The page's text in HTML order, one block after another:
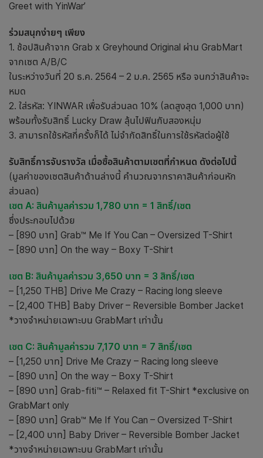
Greet with YinWar’
ร่วมสนุกง่ายๆ เพียง
1. ช้อปสินค้าจาก Grab x Greyhound Original ผ่าน GrabMart
จากเซต A/B/C
ในระหว่างวันที่ 20 ธ.ค. 2564 – 2 ม.ค. 2565 หรือ จนกว่าสินค้าจะ
หมด
2. ใส่รหัส: YINWAR เพื่อรับส่วนลด 10% (ลดสูงสุด 1,000 บาท)
พร้อมทั้งรับสิทธิ์ Lucky Draw ลุ้นไปฟินกับสองหนุ่ม
3. สามารถใช้รหัสกี่ครั้งก็ได้ ไม่จำกัดสิทธิ์ในการใช้รหัสต่อผู้ใช้
รับสิทธิ์การจับรางวัล เมื่อซื้อสินค้าตามเซตที่กำหนด ดังต่อไปนี้
(มูลค่าของเซตสินค้าด้านล่างนี้ คำนวณจากราคาสินค้าก่อนหัก
ส่วนลด)
เซต A: สินค้ามูลค่ารวม 1,780 บาท = 1 สิทธิ์/เซต
ซึ่งประกอบไปด้วย
– [890 บาท] Grab™ Me If You Can – Oversized T-Shirt
– [890 บาท] On the way – Boxy T-Shirt
เซต B: สินค้ามูลค่ารวม 3,650 บาท = 3 สิทธิ์/เซต
– [1,250 THB] Drive Me Crazy – Racing long sleeve
– [2,400 THB] Baby Driver – Reversible Bomber Jacket
*วางจำหน่ายเฉพาะบน GrabMart เท่านั้น
เซต C: สินค้ามูลค่ารวม 7,170 บาท = 7 สิทธิ์/เซต
– [1,250 บาท] Drive Me Crazy – Racing long sleeve
– [890 บาท] On the way – Boxy T-Shirt
– [890 บาท] Grab-fiti™ – Relaxed fit T-Shirt *exclusive on
GrabMart only
– [890 บาท] Grab™ Me If You Can – Oversized T-Shirt
– [2,400 บาท] Baby Driver – Reversible Bomber Jacket
*วางจำหน่ายเฉพาะบน GrabMart เท่านั้น